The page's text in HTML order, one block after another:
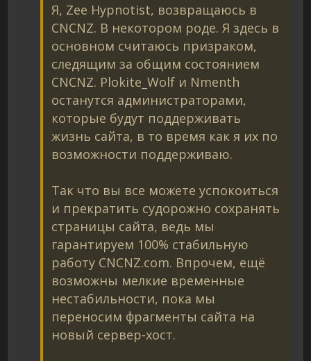
Я, Zee Hypnotist, возвращаюсь в
CNCNZ. В некотором роде. Я здесь в
основном считаюсь призраком,
следящим за общим состоянием
CNCNZ. Plokite_Wolf и Nmenth
останутся администраторами,
которые будут поддерживать
жизнь сайта, в то время как я их по
возможности поддерживаю.
Так что вы все можете успокоиться
и прекратить судорожно сохранять
страницы сайта, ведь мы
гарантируем 100% стабильную
работу CNCNZ.com. Впрочем, ещё
возможны мелкие временные
нестабильности, пока мы
переносим фрагменты сайта на
новый сервер-хост.